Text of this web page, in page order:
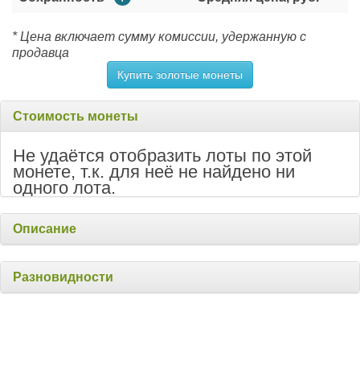
* Цена включает сумму комиссии, удержанную с
продавца
Купить золотые монеты
Стоимость монеты
Не удаётся отобразить лоты по этой
монете, т.к. для неё не найдено ни
одного лота.
Описание
Разновидности